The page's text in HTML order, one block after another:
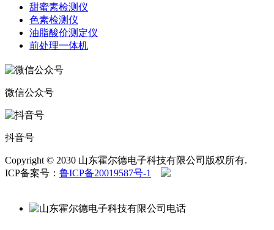
甜蜜素检测仪
色素检测仪
油脂酸价测定仪
前处理一体机
微信公众号
抖音号
Copyright © 2030 山东霍尔德电子科技有限公司版权所有.
ICP备案号： 鲁ICP备20019587号-1